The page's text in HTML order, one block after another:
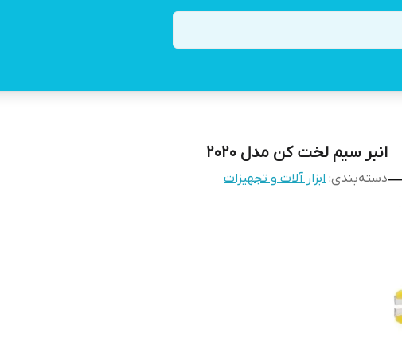
انبر سیم لخت کن مدل 2020
دسته‌بندی: ابزار آلات و تجهیزات